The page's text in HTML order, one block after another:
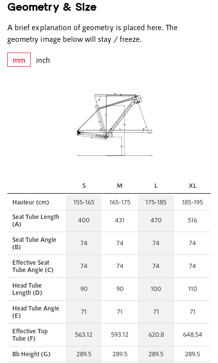
Geometry & Size
A brief explanation of geometry is placed here. The
geometry image below will stay / freeze.
mm inch
S M L XL
Hauteur (cm) 155-165 165-175 175-185
185-195
Seat Tube Length
(A)
400 431 470 516
Seat Tube Angle
(B)
74 74 74 74
Effective Seat
Tube Angle (C)
74 74 74 74
Head Tube
Length (D)
90 90 100 110
Head Tube Angle
(E)
71 71 71 71
Effective Top
Tube (F)
563.12 593.12 620.8 648.54
Bb Height (G) 289.5 289.5 289.5
289.5